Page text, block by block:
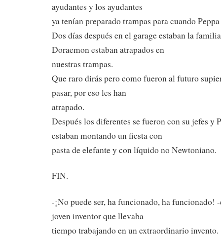
ayudantes y los ayudantes
ya tenían preparado trampas para cuando
Dos días después en el garage estaban la
Doraemon estaban atrapados en
nuestras trampas.
Que raro dirás pero como fueron al futuro
pasar, por eso les han
atrapado.
Después los diferentes se fueron con su jefes y
estaban montando un fiesta con
pasta de elefante y con líquido no Newtoniano.
FIN.
-¡No puede ser, ha funcionado, ha funcionado!
joven inventor que llevaba
tiempo trabajando en un extraordinario invento.